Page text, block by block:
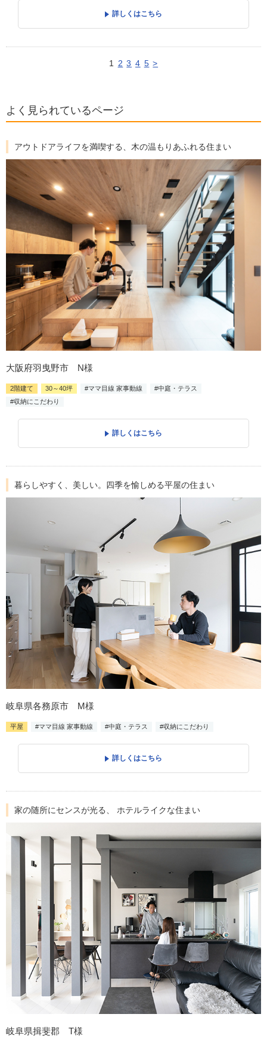
詳しくはこちら
1 2 3 4 5 >
よく見られているページ
アウトドアライフを満喫する、木の温もりあふれる住まい
大阪府羽曳野市 N様
2階建て 30～40坪 #ママ目線 家事動線
#中庭・テラス
#収納にこだわり
詳しくはこちら
暮らしやすく、美しい。四季を愉しめる平屋の住まい
岐阜県各務原市 M様
平屋 #ママ目線 家事動線 #中庭・テラス #収納にこだわり
詳しくはこちら
家の随所にセンスが光る、 ホテルライクな住まい
岐阜県揖斐郡 T様